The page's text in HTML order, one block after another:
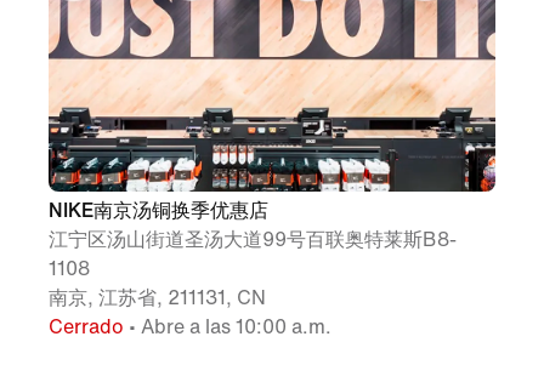
NIKE南京汤铜换季优惠店
江宁区汤山街道圣汤大道99号百联奥特莱斯B8-
1108
南京, 江苏省, 211131, CN
Cerrado • Abre a las 10:00 a.m.